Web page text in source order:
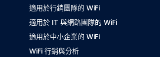
適用於行銷團隊的 WiFi
適用於 IT 與網路團隊的 WiFi
適用於中小企業的 WiFi
WiFi 行銷與分析